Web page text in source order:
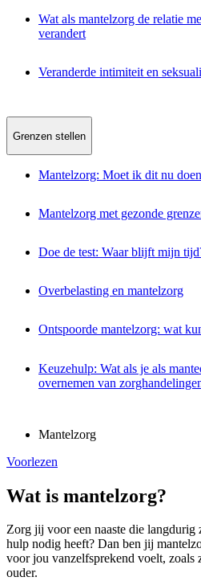
Wat als mantelzorg de relatie
verandert
Veranderde intimiteit en
Grenzen stellen
Mantelzorg: Moet ik dit nu
Mantelzorg met gezonde
Doe de test: Waar blijft mijn
Overbelasting en mantelzorg
Ontspoorde mantelzorg: wat
Keuzehulp: Wat als je als
overnemen van
Mantelzorg
Voorlezen
Wat is mantelzorg?
Zorg jij voor een naaste die langdurig
hulp nodig heeft? Dan ben jij
voor jou vanzelfsprekend voelt,
ouder.